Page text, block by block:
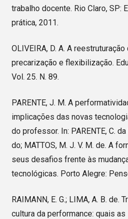
trabalho docente. Rio Claro, SP:
prática, 2011.
OLIVEIRA, D. A. A
precarização e flexibilização.
Vol. 25. N. 89.
PARENTE, J. M. A
implicações das novas
do professor. In: PARENTE, C. da
do; MATTOS, M. J. V. M. de. A
seus desafios frente às
tecnológicas. Porto Alegre:
RAIMANN, E. G.; LIMA, A. B. de.
cultura da performance: quais